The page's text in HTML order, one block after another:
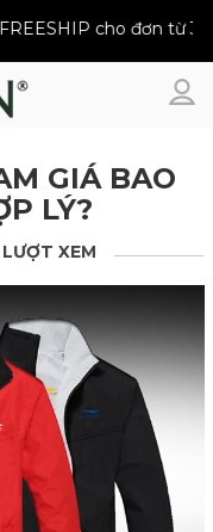
cho đơn từ 399K
GIÁ BAO
LÝ?
XEM